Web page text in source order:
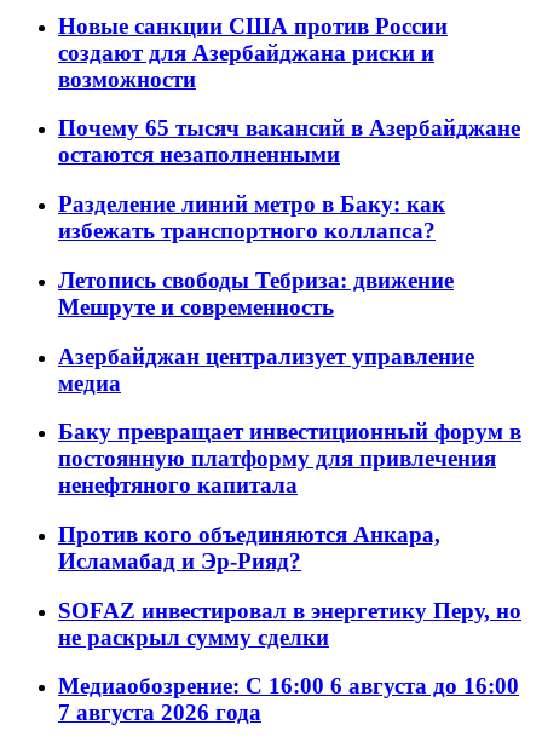
Новые санкции США против России
создают для Азербайджана риски и
возможности
Почему 65 тысяч вакансий в Азербайджане
остаются незаполненными
Разделение линий метро в Баку: как
избежать транспортного коллапса?
Летопись свободы Тебриза: движение
Мешруте и современность
Азербайджан централизует управление
медиа
Баку превращает инвестиционный форум в
постоянную платформу для привлечения
ненефтяного капитала
Против кого объединяются Анкара,
Исламабад и Эр-Рияд?
SOFAZ инвестировал в энергетику Перу, но
не раскрыл сумму сделки
Медиаобозрение: С 16:00 6 августа до 16:00
7 августа 2026 года